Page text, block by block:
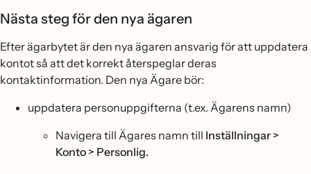
Nästa steg för den nya ägaren
Efter ägarbytet är den nya ägaren ansvarig för att uppdatera
kontot så att det korrekt återspeglar deras
kontaktinformation. Den nya Ägare bör:
uppdatera personuppgifterna (t.ex. Ägarens namn)
Navigera till Ägares namn till Inställningar >
Konto > Personlig.